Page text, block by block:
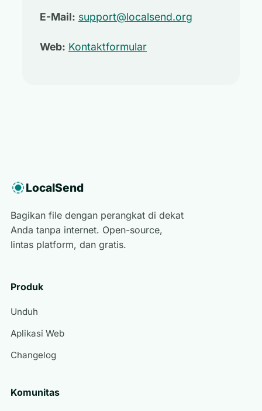
E-Mail: support@localsend.org
Web: Kontaktformular
LocalSend
Bagikan file dengan perangkat di dekat
Anda tanpa internet. Open-source,
lintas platform, dan gratis.
Produk
Unduh
Aplikasi Web
Changelog
Komunitas